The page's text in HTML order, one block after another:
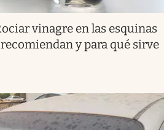
vinagre en las esquinas
y para qué sirve